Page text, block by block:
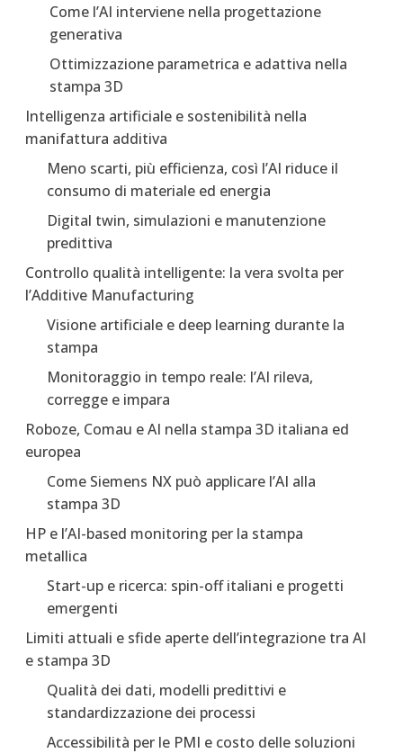
Come l’AI interviene nella progettazione
generativa
Ottimizzazione parametrica e adattiva nella
stampa 3D
Intelligenza artificiale e sostenibilità nella
manifattura additiva
Meno scarti, più efficienza, così l’AI riduce il
consumo di materiale ed energia
Digital twin, simulazioni e manutenzione
predittiva
Controllo qualità intelligente: la vera svolta per
l’Additive Manufacturing
Visione artificiale e deep learning durante la
stampa
Monitoraggio in tempo reale: l’AI rileva,
corregge e impara
Roboze, Comau e AI nella stampa 3D italiana ed
europea
Come Siemens NX può applicare l’AI alla
stampa 3D
HP e l’AI-based monitoring per la stampa
metallica
Start-up e ricerca: spin-off italiani e progetti
emergenti
Limiti attuali e sfide aperte dell’integrazione tra AI
e stampa 3D
Qualità dei dati, modelli predittivi e
standardizzazione dei processi
Accessibilità per le PMI e costo delle soluzioni